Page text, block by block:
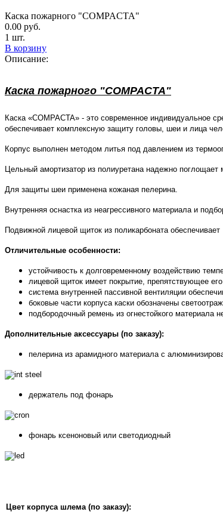
Каска пожарного "COMPACTA"
0.00 руб.
1 шт.
В корзину
Описание:
Каска пожарного "COMPACTA"
Каска «COMPACTA» - это современное индивидуальное
обеспечивает комплексную защиту головы, шеи и лица
Корпус выполнен методом литья под давлением из
Цельный амортизатор из полиуретана надежно поглощает
Для защиты шеи применена кожаная пелерина.
Внутренняя оснастка из неагрессивного материала и
Подвижной лицевой щиток из поликарбоната
Отличительные особенности:
устойчивость к долговременному воздействию
лицевой щиток имеет покрытие, препятствующее
система внутренней пассивной вентиляции
боковые части корпуса каски обозначены
подбородочный ремень из огнестойкого материала
Дополнительные аксессуары (по заказу):
пелерина из арамидного материала с
держатель под фонарь
фонарь ксеноновый или светодиодный
Цвет корпуса шлема (по заказу):